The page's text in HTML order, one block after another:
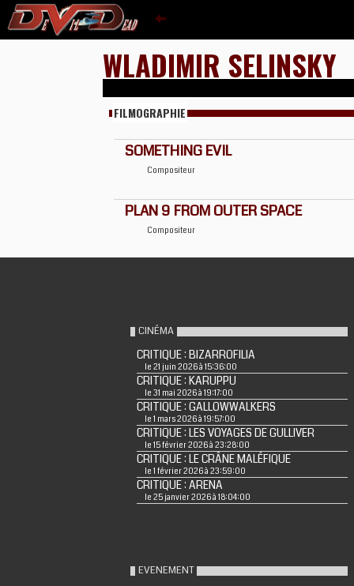
WLADIMIR SELINSKY
FILMOGRAPHIE
SOMETHING EVIL
Compositeur
PLAN 9 FROM OUTER SPACE
Compositeur
CINÉMA
CRITIQUE : BIZARROFILIA
le 21 juin 2026 à 15:36:00
CRITIQUE : KARUPPU
le 31 mai 2026 à 19:17:00
CRITIQUE : GALLOWWALKERS
le 1 mars 2026 à 19:57:00
CRITIQUE : LES VOYAGES DE GULLIVER
le 15 février 2026 à 23:28:00
CRITIQUE : LE CRÂNE MALÉFIQUE
le 1 février 2026 à 23:59:00
CRITIQUE : ARENA
le 25 janvier 2026 à 18:04:00
EVENEMENT